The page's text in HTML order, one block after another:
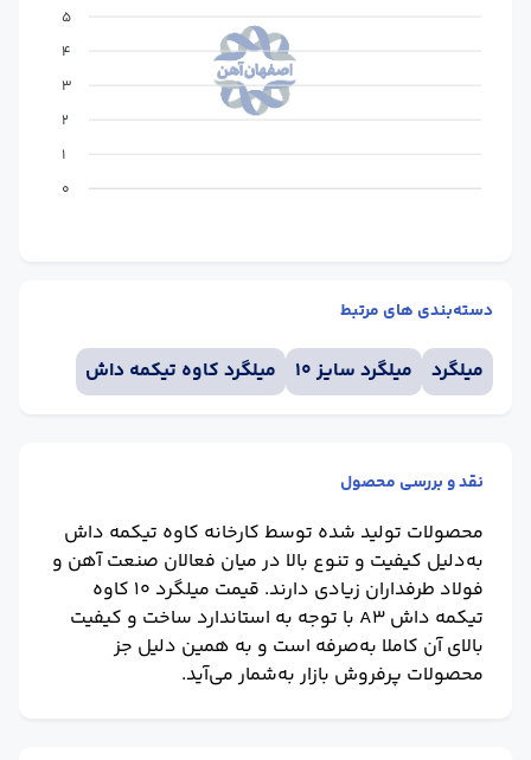
5
4
3
2
1
0
دسته‌بندی های مرتبط
میلگرد میلگرد سایز 10 میلگرد کاوه تیکمه داش
نقد و بررسی محصول
محصولات تولید شده توسط کارخانه کاوه تیکمه داش
به‌دلیل کیفیت و تنوع بالا در میان فعالان صنعت آهن و
فولاد طرفداران زیادی دارند.
قیمت میلگرد 10 کاوه
تیکمه داش A3
با توجه به استاندارد ساخت و کیفیت
بالای آن کاملا به‌صرفه است و به همین دلیل جز
محصولات پرفروش بازار به‌شمار می‌آید.